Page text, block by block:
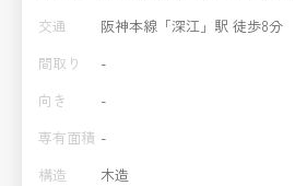
交通
阪神本線「深江」駅 徒歩8分
間取り
-
向き
-
専有面積 -
構造
木造